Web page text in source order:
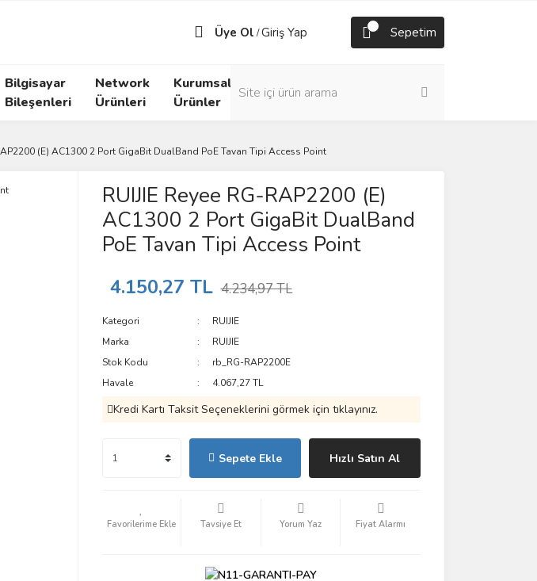
Üye Ol /Giriş Yap Sepetim
Bilgisayar
Bileşenleri
Network
Ürünleri
Kurumsal
Ürünler
(E) AC1300 2 Port GigaBit DualBand PoE Tavan Tipi Access Point
RUIJIE Reyee RG-RAP2200 (E)
AC1300 2 Port GigaBit DualBand
PoE Tavan Tipi Access Point
4.150,27 TL 4.234,97 TL
Kategori
RUIJIE
Marka
RUIJIE
Stok Kodu
rb_RG-RAP2200E
Havale
4.067,27 TL
Kredi Kartı Taksit Seçeneklerini görmek için tıklayınız.
Sepete Ekle Hızlı Satın Al
Tavsiye Et Yorum Yaz Fiyat Alarmı